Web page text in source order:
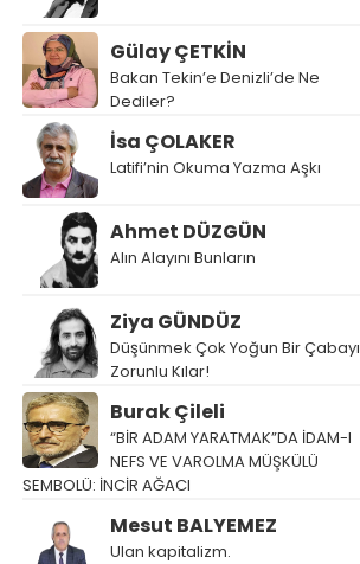
Gülay ÇETKİN
Bakan Tekin’e Denizli’de Ne
Dediler?
İsa ÇOLAKER
Latifi’nin Okuma Yazma Aşkı
Ahmet DÜZGÜN
Alın Alayını Bunların
Ziya GÜNDÜZ
Düşünmek Çok Yoğun Bir Çabayı
Zorunlu Kılar!
Burak Çileli
“BİR ADAM YARATMAK”DA İDAM-I
NEFS VE VAROLMA MÜŞKÜLÜ
SEMBOLÜ: İNCİR AĞACI
Mesut BALYEMEZ
Ulan kapitalizm.